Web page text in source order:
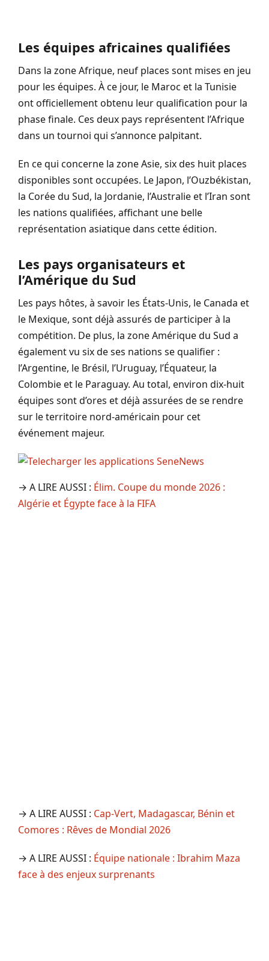
Les équipes africaines qualifiées
Dans la zone Afrique, neuf places sont mises en jeu
pour les équipes. À ce jour, le Maroc et la Tunisie
ont officiellement obtenu leur qualification pour la
phase finale. Ces deux pays représentent l’Afrique
dans un tournoi qui s’annonce palpitant.
En ce qui concerne la zone Asie, six des huit places
disponibles sont occupées. Le Japon, l’Ouzbékistan,
la Corée du Sud, la Jordanie, l’Australie et l’Iran sont
les nations qualifiées, affichant une belle
représentation asiatique dans cette édition.
Les pays organisateurs et
l’Amérique du Sud
Les pays hôtes, à savoir les États-Unis, le Canada et
le Mexique, sont déjà assurés de participer à la
compétition. De plus, la zone Amérique du Sud a
également vu six de ses nations se qualifier :
l’Argentine, le Brésil, l’Uruguay, l’Équateur, la
Colombie et le Paraguay. Au total, environ dix-huit
équipes sont d’ores et déjà assurées de se rendre
sur le territoire nord-américain pour cet
événement majeur.
→ A LIRE AUSSI : Élim. Coupe du monde 2026 :
Algérie et Égypte face à la FIFA
→ A LIRE AUSSI : Cap-Vert, Madagascar, Bénin et
Comores : Rêves de Mondial 2026
→ A LIRE AUSSI : Équipe nationale : Ibrahim Maza
face à des enjeux surprenants